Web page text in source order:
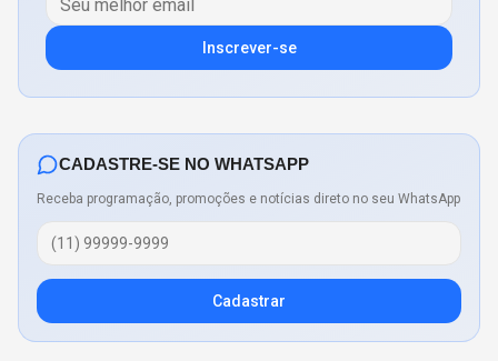
Inscrever-se
CADASTRE-SE NO WHATSAPP
Receba programação, promoções e notícias direto no seu WhatsApp
Cadastrar